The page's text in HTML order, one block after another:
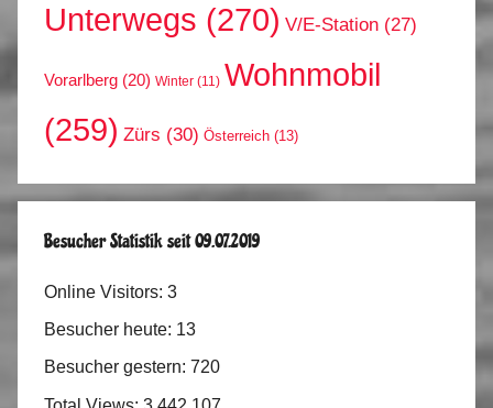
Unterwegs (270) V/E-Station (27)
Vorarlberg (20) Winter (11) Wohnmobil
(259) Zürs (30) Österreich (13)
Besucher Statistik seit 09.07.2019
Online Visitors: 3
Besucher heute: 13
Besucher gestern: 720